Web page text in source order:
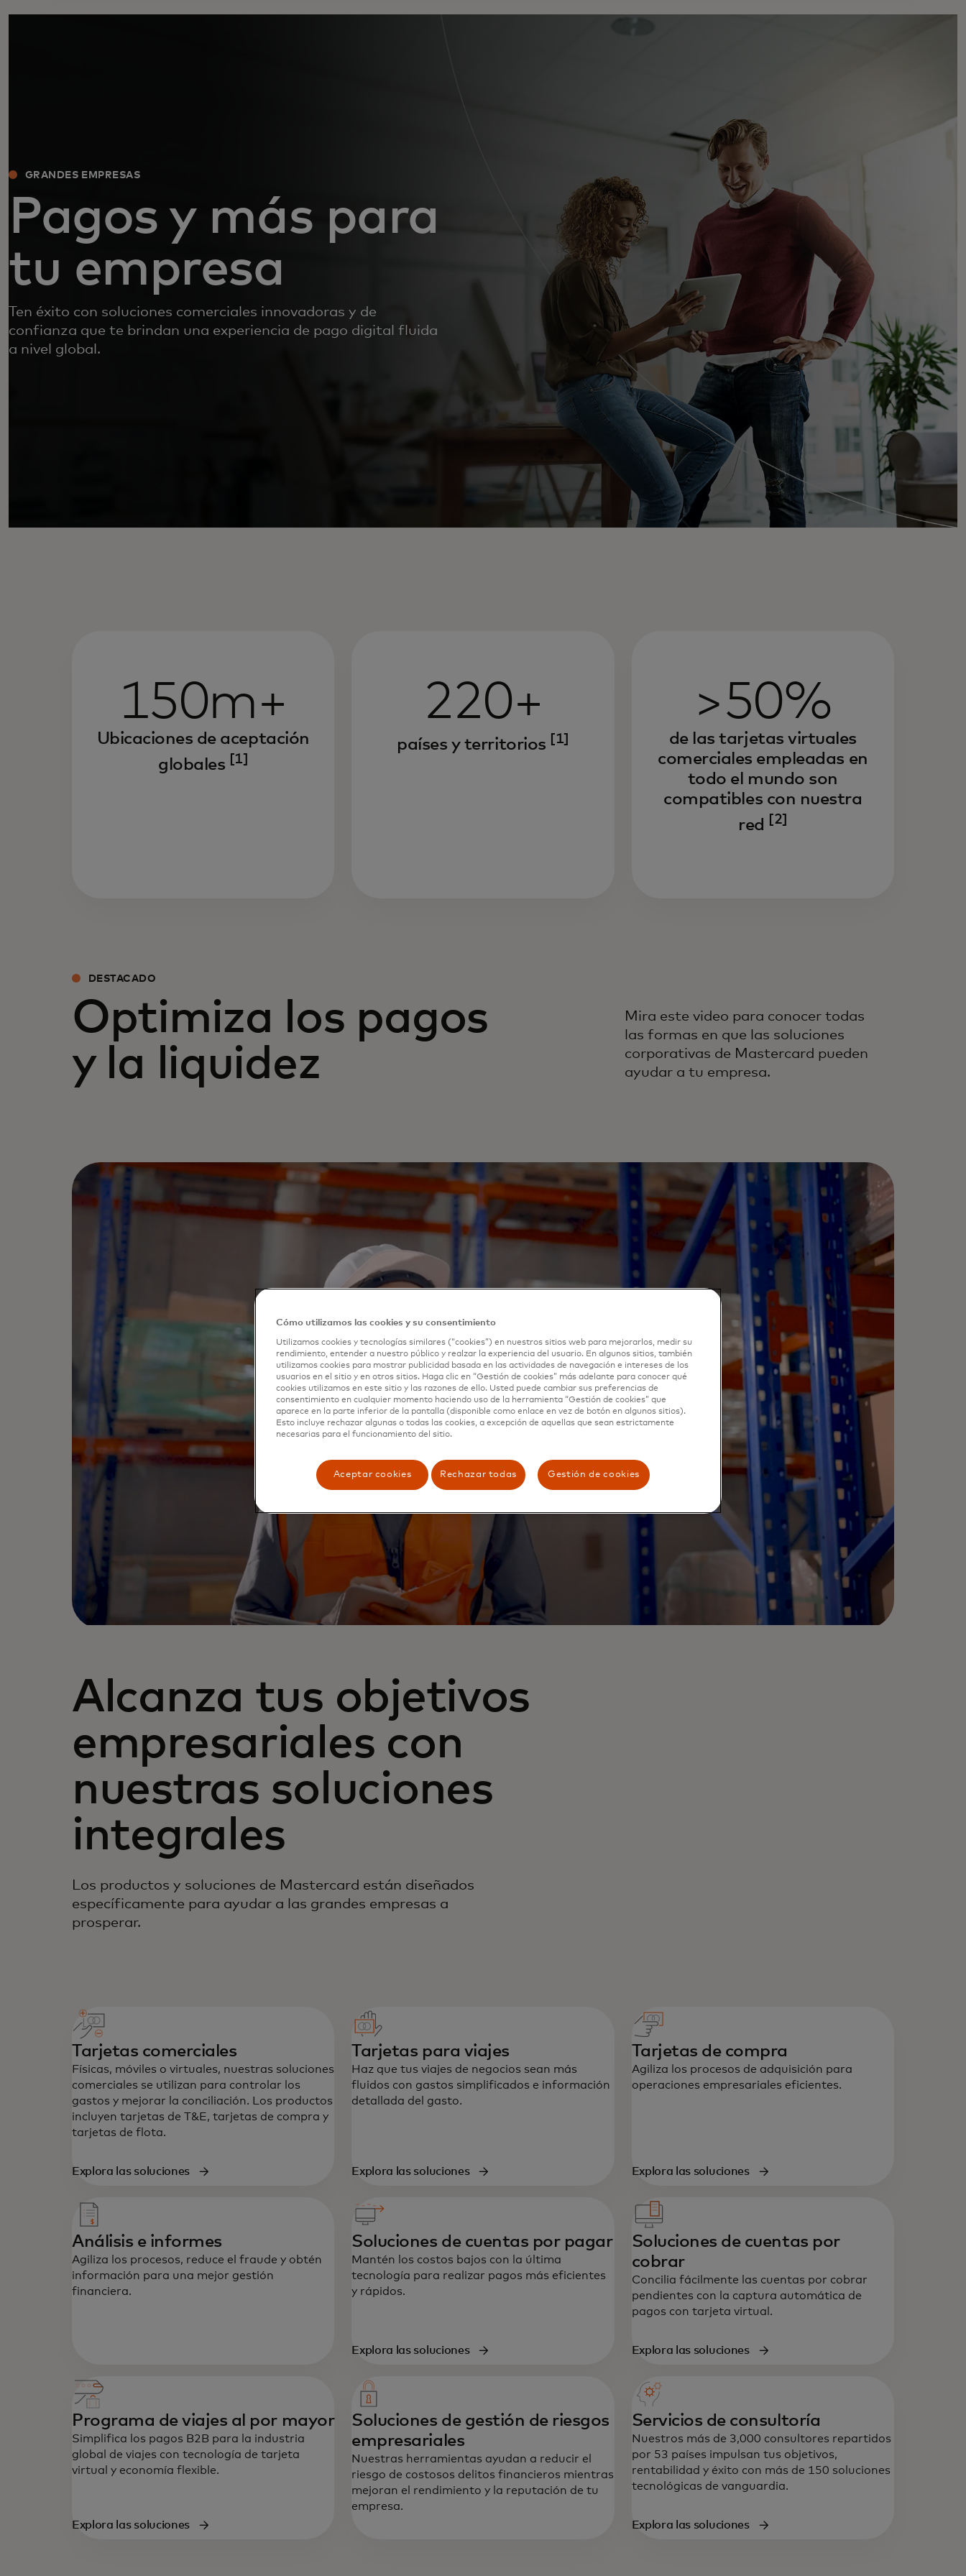
GRANDES EMPRESAS
Pagos y más para
tu empresa
Ten éxito con soluciones comerciales innovadoras y de
confianza que te brindan una experiencia de pago digital fluida
a nivel global.
150m+
Ubicaciones de aceptación
globales [1]
220+
países y territorios [1]
>50%
de las tarjetas virtuales
comerciales empleadas en
todo el mundo son
compatibles con nuestra
red
[2]
DESTACADO
Optimiza los pagos
y la liquidez
Mira este video para conocer todas
las formas en que las soluciones
corporativas de Mastercard pueden
ayudar a tu empresa.
Alcanza tus objetivos
empresariales con
nuestras soluciones
integrales
Los productos y soluciones de Mastercard están diseñados
específicamente para ayudar a las grandes empresas a
prosperar.
Tarjetas comerciales
Físicas, móviles o virtuales, nuestras soluciones
comerciales se utilizan para controlar los
gastos y mejorar la conciliación. Los productos
incluyen tarjetas de T&E, tarjetas de compra y
tarjetas de flota.
Explora las soluciones
Tarjetas para viajes
Haz que tus viajes de negocios sean más
fluidos con gastos simplificados e información
detallada del gasto.
Explora las soluciones
Tarjetas de compra
Agiliza los procesos de adquisición para
operaciones empresariales eficientes.
Explora las soluciones
Análisis e informes
Agiliza los procesos, reduce el fraude y obtén
información para una mejor gestión
financiera.
Soluciones de cuentas por pagar
Mantén los costos bajos con la última
tecnología para realizar pagos más eficientes
y rápidos.
Explora las soluciones
Soluciones de cuentas por
cobrar
Concilia fácilmente las cuentas por cobrar
pendientes con la captura automática de
pagos con tarjeta virtual.
Explora las soluciones
Programa de viajes al por mayor
Simplifica los pagos B2B para la industria
global de viajes con tecnología de tarjeta
virtual y economía flexible.
Explora las soluciones
Soluciones de gestión de riesgos
empresariales
Nuestras herramientas ayudan a reducir el
riesgo de costosos delitos financieros mientras
mejoran el rendimiento y la reputación de tu
empresa.
Servicios de consultoría
Nuestros más de 3,000 consultores repartidos
por 53 países impulsan tus objetivos,
rentabilidad y éxito con más de 150 soluciones
tecnológicas de vanguardia.
Explora las soluciones
Cómo utilizamos las cookies y su consentimiento
Utilizamos cookies y tecnologías similares (“cookies”) en nuestros sitios web para mejorarlos, medir su
rendimiento, entender a nuestro público y realzar la experiencia del usuario. En algunos sitios, también
utilizamos cookies para mostrar publicidad basada en las actividades de navegación e intereses de los
usuarios en el sitio y en otros sitios. Haga clic en “Gestión de cookies” más adelante para conocer qué
cookies utilizamos en este sitio y las razones de ello. Usted puede cambiar sus preferencias de
consentimiento en cualquier momento haciendo uso de la herramienta “Gestión de cookies” que
aparece en la parte inferior de la pantalla (disponible como enlace en vez de botón en algunos sitios).
Esto incluye rechazar algunas o todas las cookies, a excepción de aquellas que sean estrictamente
necesarias para el funcionamiento del sitio.
Aceptar cookies Rechazar todas Gestión de cookies